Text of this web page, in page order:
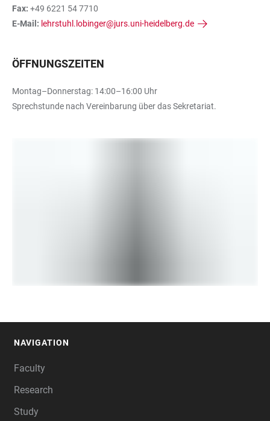
Fax: +49 6221 54 7710
E-Mail: lehrstuhl.lobinger@jurs.uni-heidelberg.de
ÖFFNUNGSZEITEN
Montag–Donnerstag: 14:00–16:00 Uhr
Sprechstunde nach Vereinbarung über das Sekretariat.
NAVIGATION
Faculty
Research
Study